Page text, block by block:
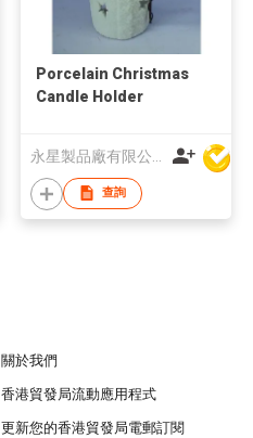
Porcelain Christmas
Candle Holder
查詢
關於我們
香港貿發局流動應用程式
更新您的香港貿發局電郵訂閱